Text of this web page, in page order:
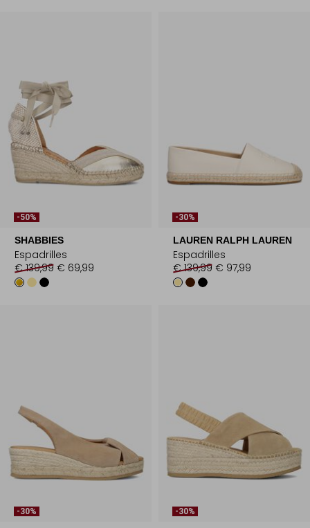
-50%
SHABBIES
Espadrilles
€ 139,99 € 69,99
-30%
LAUREN RALPH LAUREN
Espadrilles
€ 139,99 € 97,99
-30% -30%